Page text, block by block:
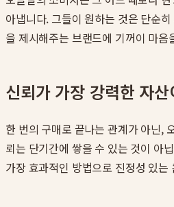
아냅니다. 그들이 원하는 것은 단순
을 제시해주는 브랜드에 기꺼이 마
신뢰가 가장 강력한 자
한 번의 구매로 끝나는 관계가 아닌,
뢰는 단기간에 쌓을 수 있는 것이 아
가장 효과적인 방법으로 진정성 있